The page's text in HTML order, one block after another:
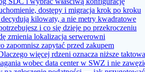
dostępy i migracja krok po kroku
kilowaty, a nie metry kwadratowe
i co się dzieje po przekroczeniu
zmienia lokalizacja serwerowni
zapytać przed zakupem
więcej rdzeni oznacza niższe
wobec data center w SWZ i nie